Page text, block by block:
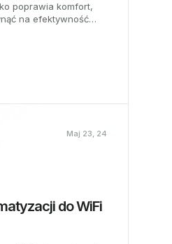
poprawia komfort,
na efektywność
trzech
Maj 23, 24
do WiFi